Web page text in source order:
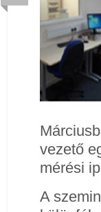
vezető
mérési
A